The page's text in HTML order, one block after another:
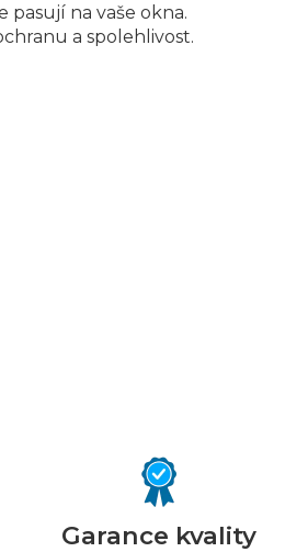
pasují na vaše okna.
a spolehlivost.
Garance kvality